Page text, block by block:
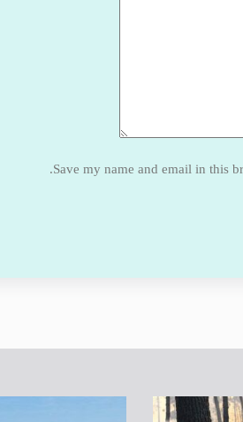
Save my name and email in this